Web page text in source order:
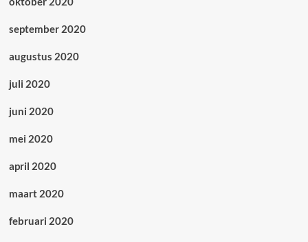
september 2020
augustus 2020
juli 2020
juni 2020
mei 2020
april 2020
maart 2020
februari 2020